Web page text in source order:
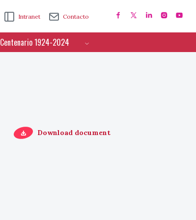
Intranet Contacto
Centenario 1924-2024
Download document